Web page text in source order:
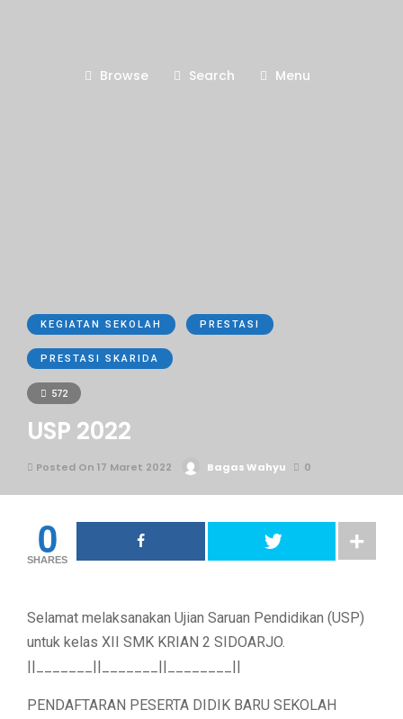
Browse Search Menu
KEGIATAN SEKOLAH PRESTASI
PRESTASI SKARIDA
572
USP 2022
Posted On 17 Maret 2022 Bagas Wahyu 0
0
SHARES
Selamat melaksanakan Ujian Saruan Pendidikan (USP)
untuk kelas XII SMK KRIAN 2 SIDOARJO.
||_______||_______||________||
PENDAFTARAN PESERTA DIDIK BARU SEKOLAH